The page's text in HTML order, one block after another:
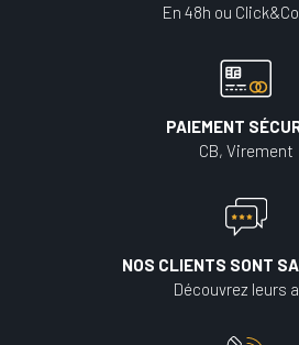
En 48h ou
PAIEMENT
CB, Virement
NOS CLIENTS SONT
Découvrez leurs